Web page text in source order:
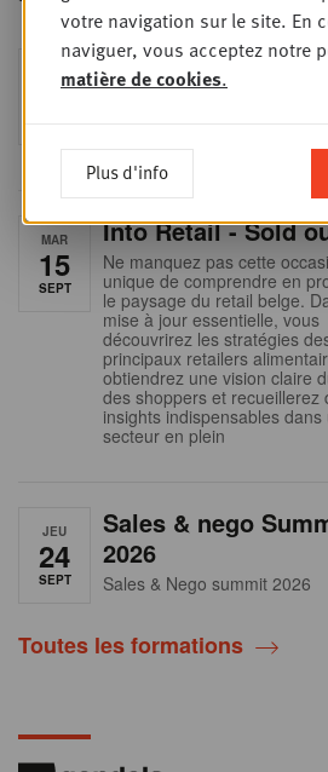
MER
9
Foodservice - Joint
business planning
onderhandelingstafel is
MAR
15
SEPT
Into Retail - Sold
Ne manquez pas cette
unique de comprendre en
le paysage du retail belge.
mise à jour essentielle, vous
découvrirez les stratégies
principaux retailers
obtiendrez une vision claire
des shoppers et recueillerez
insights indispensables dans
secteur en plein
JEU
24
SEPT
Sales & nego
2026
Sales & Nego summit 2026
Toutes les formations
votre navigation sur le site. En
naviguer, vous acceptez notre
matière de cookies.
Plus d'info